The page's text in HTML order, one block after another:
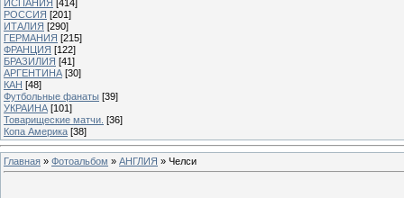
ИСПАНИЯ [414]
РОССИЯ [201]
ИТАЛИЯ [290]
ГЕРМАНИЯ [215]
ФРАНЦИЯ [122]
БРАЗИЛИЯ [41]
АРГЕНТИНА [30]
КАН [48]
Футбольные фанаты [39]
УКРАИНА [101]
Товарищеские матчи. [36]
Копа Америка [38]
Главная » Фотоальбом » АНГЛИЯ » Челси